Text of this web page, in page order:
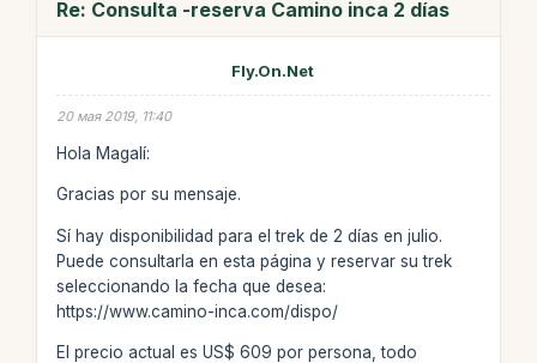
Re: Consulta -reserva Camino inca 2 días
Fly.On.Net
20 мая 2019, 11:40
Hola Magalí:
Gracias por su mensaje.
Sí hay disponibilidad para el trek de 2 días en julio.
Puede consultarla en esta página y reservar su trek
seleccionando la fecha que desea:
https://www.camino-inca.com/dispo/
El precio actual es US$ 609 por persona, todo